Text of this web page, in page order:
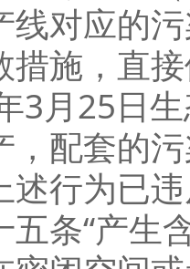
线对应的
措施，直
3月25日
，配套的
行为已违
五条“产生